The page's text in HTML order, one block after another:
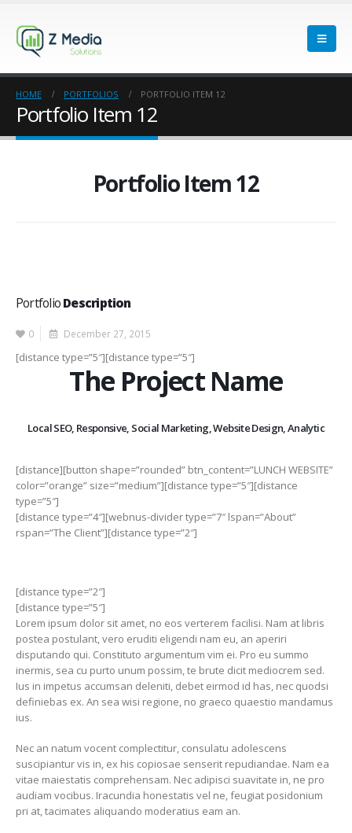
HOME PORTFOLIOS PORTFOLIO ITEM 12
Portfolio Item 12
Portfolio Item 12
PortfolioDescription
0 December 27, 2015
[distance type=”5″][distance type=”5″]
The Project Name
Local SEO, Responsive, Social Marketing, Website Design, Analytic
[distance][button shape=”rounded” btn_content=”LUNCH WEBSITE”
color=”orange” size=”medium”][distance type=”5″][distance
type=”5″]
[distance type=”4″][webnus-divider type=”7″ lspan=”About”
rspan=”The Client”][distance type=”2″]
[distance type=”2″]
[distance type=”5″]
Lorem ipsum dolor sit amet, no eos verterem facilisi. Nam at libris
postea postulant, vero eruditi eligendi nam eu, an aperiri
disputando qui. Constituto argumentum vim ei. Pro eu summo
inermis, sea cu purto unum possim, te brute dicit mediocrem sed.
Ius in impetus accumsan deleniti, debet eirmod id has, nec quodsi
definiebas ex. An sea wisi regione, no graeco quaestio mandamus
ius.
Nec an natum vocent complectitur, consulatu adolescens
suscipiantur vis in, ex his copiosae senserit repudiandae. Nam ea
vitae maiestatis comprehensam. Nec adipisci suavitate in, ne pro
audiam vocibus. Iracundia honestatis vel ne, feugiat posidonium
pri at, tacimates aliquando moderatius eam an.